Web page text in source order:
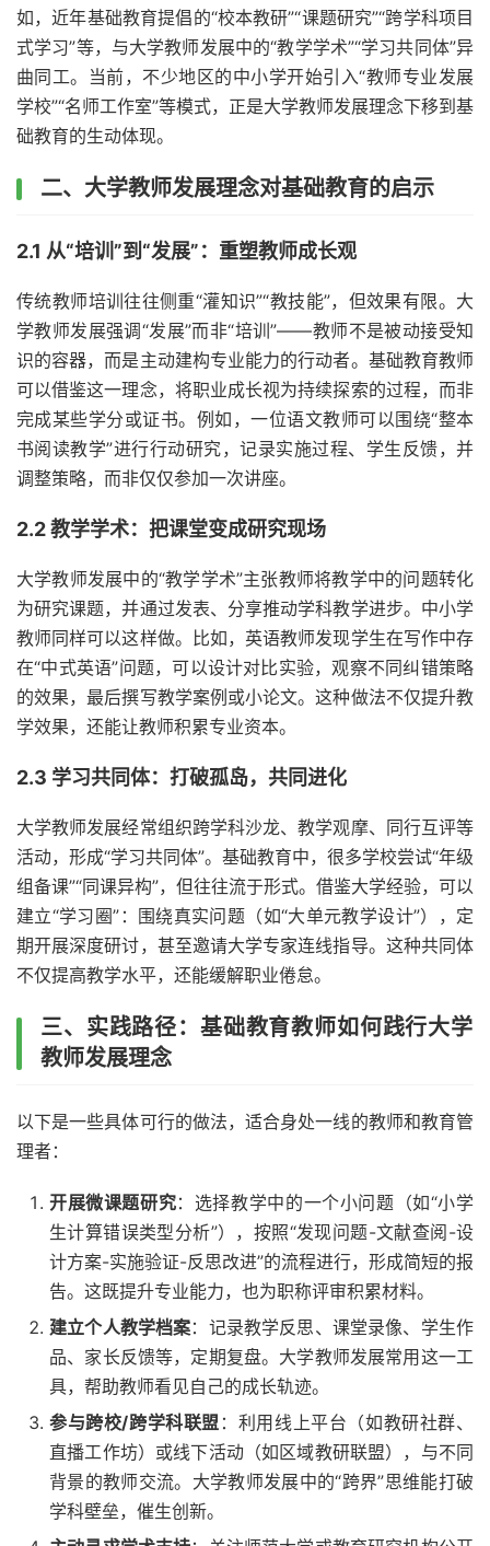
如，近年基础教育提倡的“校本教研”“课题研究”“跨学科项目
式学习”等，与大学教师发展中的“教学学术”“学习共同体”异
曲同工。当前，不少地区的中小学开始引入“教师专业发展
学校”“名师工作室”等模式，正是大学教师发展理念下移到基
础教育的生动体现。
二、大学教师发展理念对基础教育的启示
2.1 从“培训”到“发展”：重塑教师成长观
传统教师培训往往侧重“灌知识”“教技能”，但效果有限。大
学教师发展强调“发展”而非“培训”——教师不是被动接受知
识的容器，而是主动建构专业能力的行动者。基础教育教师
可以借鉴这一理念，将职业成长视为持续探索的过程，而非
完成某些学分或证书。例如，一位语文教师可以围绕“整本
书阅读教学”进行行动研究，记录实施过程、学生反馈，并
调整策略，而非仅仅参加一次讲座。
2.2 教学学术：把课堂变成研究现场
大学教师发展中的“教学学术”主张教师将教学中的问题转化
为研究课题，并通过发表、分享推动学科教学进步。中小学
教师同样可以这样做。比如，英语教师发现学生在写作中存
在“中式英语”问题，可以设计对比实验，观察不同纠错策略
的效果，最后撰写教学案例或小论文。这种做法不仅提升教
学效果，还能让教师积累专业资本。
2.3 学习共同体：打破孤岛，共同进化
大学教师发展经常组织跨学科沙龙、教学观摩、同行互评等
活动，形成“学习共同体”。基础教育中，很多学校尝试“年级
组备课”“同课异构”，但往往流于形式。借鉴大学经验，可以
建立“学习圈”：围绕真实问题（如“大单元教学设计”），定
期开展深度研讨，甚至邀请大学专家连线指导。这种共同体
不仅提高教学水平，还能缓解职业倦怠。
三、实践路径：基础教育教师如何践行大学
教师发展理念
以下是一些具体可行的做法，适合身处一线的教师和教育管
理者：
开展微课题研究：选择教学中的一个小问题（如“小学
生计算错误类型分析”），按照“发现问题-文献查阅-设
计方案-实施验证-反思改进”的流程进行，形成简短的报
告。这既提升专业能力，也为职称评审积累材料。
建立个人教学档案：记录教学反思、课堂录像、学生作
品、家长反馈等，定期复盘。大学教师发展常用这一工
具，帮助教师看见自己的成长轨迹。
参与跨校/跨学科联盟 ：利用线上平台（如教研社群、
直播工作坊）或线下活动（如区域教研联盟），与不同
背景的教师交流。大学教师发展中的“跨界”思维能打破
学科壁垒，催生创新。